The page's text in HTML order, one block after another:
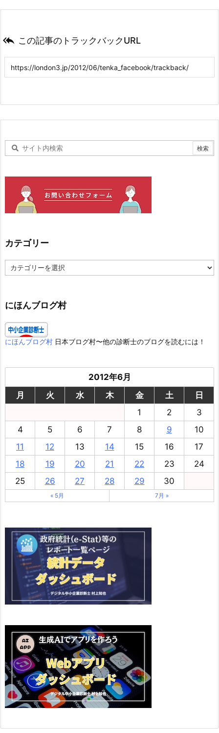
 この記事のトラックバックURL
カテゴリー
テ
ー
にほんブログ村
にほんブログ村 日本ブログ村〜他の診断士のブログを読むには！
2012年6月
月
火 水 木 金 土
日
1
2
3
4
5 6 7 8 9
10
11
12 13 14 15 16
17
18
19 20 21 22 23
24
25
26 27 28 29 30
« 5月 7月 »